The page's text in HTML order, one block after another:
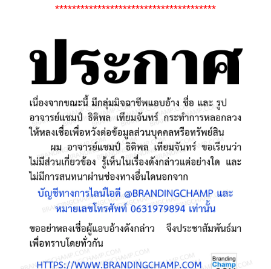
**************************************